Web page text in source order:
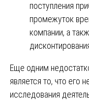
поступления
промежуток
компании, а
Еще одним
является то, что его
исследования